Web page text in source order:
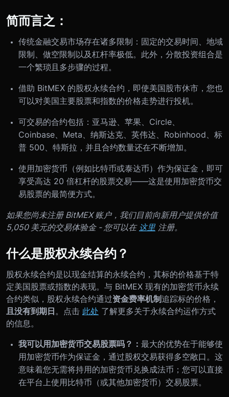
简而言之：
传统金融交易市场存在诸多限制：固定的交易时间、地域
限制、做空限制以及杠杆率极低。此外，分散投资组合是
一个繁琐且多步骤的过程。
借助 BitMEX 的股权永续合约，即使美国股市休市，您也
可以对美国主要股票和指数的价格走势进行投机。
可交易的合约包括：亚马逊、苹果、Circle、
Coinbase、Meta、纳斯达克、英伟达、Robinhood、标
普 500、特斯拉，并且合约数量还在不断增加。
使用加密货币（例如比特币或泰达币）作为保证金，即可
享受高达 20 倍杠杆的股票交易——这是使用加密货币交
易股票的最简便方式。
如果您尚未注册 BitMEX 账户，我们目前向新用户提供价值
5,050 美元的交易体验金 - 您可以在 这里 注册。
什么是股权永续合约？
股权永续合约是以现金结算的永续合约，其标的价格基于特
定美国股票或指数的表现。与 BitMEX 现有的加密货币永续
合约类似，股权永续合约通过资金费率机制追踪标的价格，
且没有到期日 。点击 此处 了解更多关于永续合约运作方式
的信息。
我可以用加密货币交易股票吗？： 最大的优势在于能够使
用加密货币作为保证金，通过股权交易获得多空敞口。这
意味着您无需将持用的加密货币兑换成法币；您可以直接
在平台上使用比特币（或其他加密货币）交易股票。